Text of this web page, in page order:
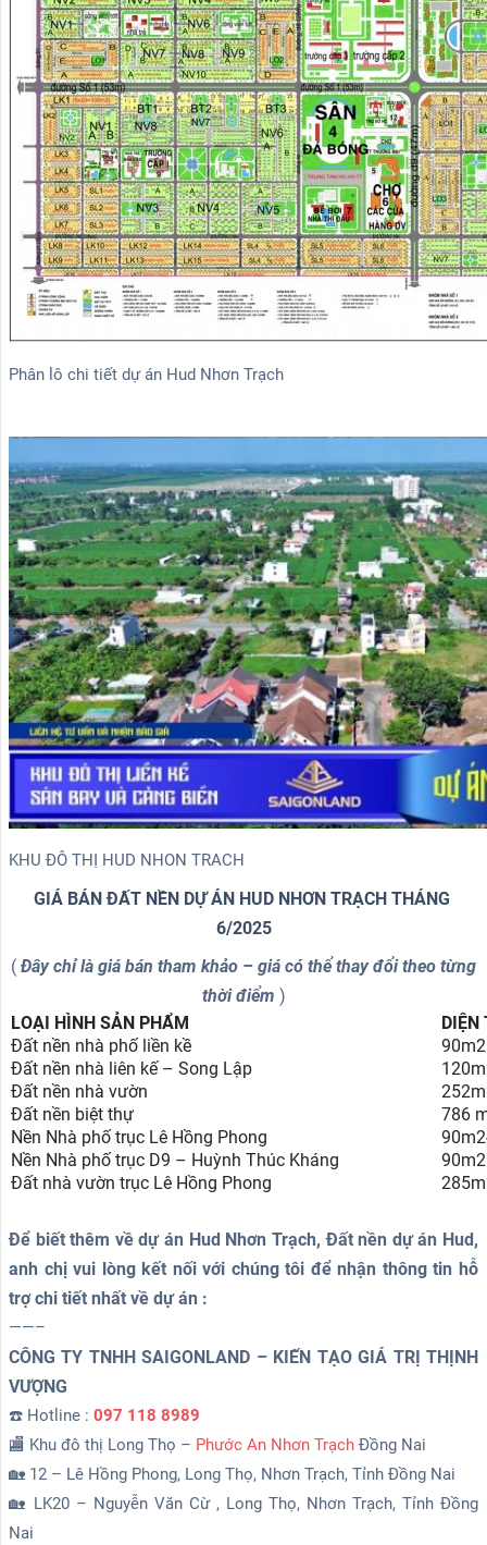
Phân lô chi tiết dự án Hud Nhơn Trạch
KHU ĐÔ THỊ HUD NHON TRACH
GIÁ BÁN ĐẤT NỀN DỰ ÁN HUD NHƠN TRẠCH THÁNG
6/2025
( Đây chỉ là giá bán tham khảo – giá có thể thay đổi theo từng
thời điểm )
LOẠI HÌNH SẢN PHẨM
DIỆN
Đất nền nhà phố liền kề
Đất nền nhà liên kế – Song Lập
Đất nền nhà vườn
Đất nền biệt thự
786
Nền Nhà phố trục Lê Hồng Phong
Nền Nhà phố trục D9 – Huỳnh Thúc Kháng
90m2
Đất nhà vườn trục Lê Hồng Phong
Để biết thêm về dự án Hud Nhơn Trạch, Đất nền dự án Hud,
anh chị vui lòng kết nối với chúng tôi để nhận thông tin hỗ
trợ chi tiết nhất về dự án :
——–
CÔNG TY TNHH SAIGONLAND – KIẾN TẠO GIÁ TRỊ THỊNH
VƯỢNG
☎️ Hotline : 097 118 8989
🏬 Khu đô thị Long Thọ – Phước An Nhơn Trạch Đồng Nai
🏡 12 – Lê Hồng Phong, Long Thọ, Nhơn Trạch, Tỉnh Đồng Nai
🏡 LK20 – Nguyễn Văn Cừ , Long Thọ, Nhơn Trạch, Tỉnh Đồng
Nai